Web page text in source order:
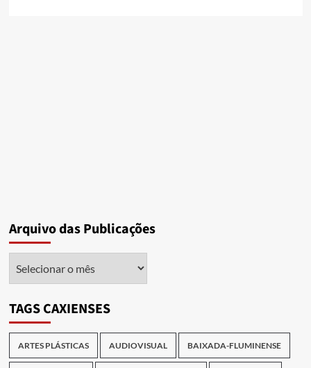
Arquivo das Publicações
TAGS CAXIENSES
ARTES PLÁSTICAS AUDIOVISUAL BAIXADA-FLUMINENSE